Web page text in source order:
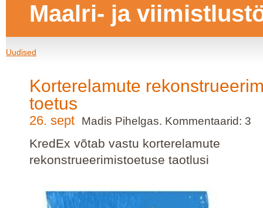
Maalri- ja
Uudised
Korterelamute
toetus
26. sept Madis Pihelgas. Kommentaarid: 3
KredEx võtab vastu korterelamute
rekonstrueerimistoetuse taotlusi